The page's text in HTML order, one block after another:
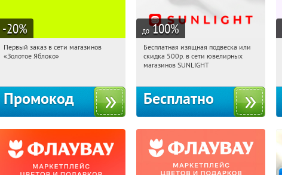
-20%
05:02:27
Получи первым!
Первый заказ в сети магазинов
«Золотое Яблоко»
Промокод
до 100%
05:02:27 Получили:
Россия
Бесплатная изящная подвеска или
скидка 500р. в сети ювелирных
магазинов SUNLIGHT
Бесплатно